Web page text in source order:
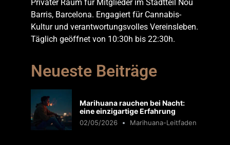
Privater Raum für Mitglieder im Stadtteil Nou
Barris, Barcelona. Engagiert für Cannabis-
Kultur und verantwortungsvolles Vereinsleben.
Täglich geöffnet von 10:30h bis 22:30h.
Neueste Beiträge
Marihuana rauchen bei Nacht:
eine einzigartige Erfahrung
02/05/2026 Marihuana-Leitfaden